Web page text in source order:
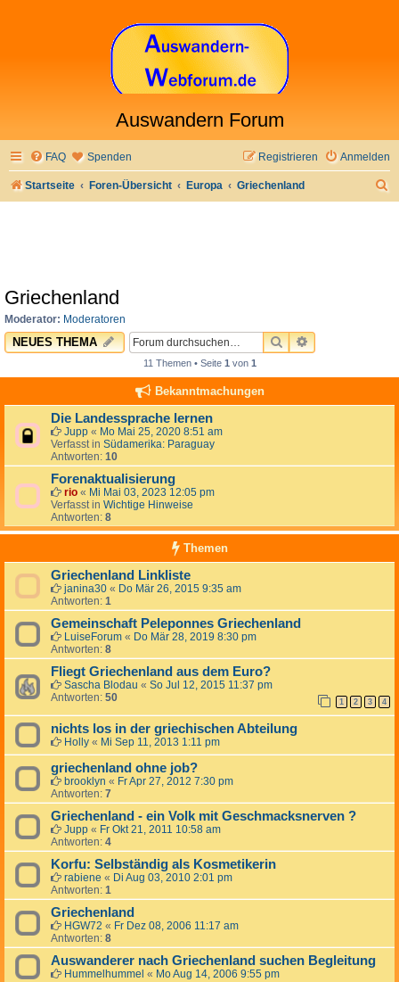
Auswandern Forum
FAQ Spenden Anmelden
Registrieren
Startseite Foren-Übersicht Europa Griechenland
Griechenland
Moderator: Moderatoren
NEUES THEMA SUCHEERWEITERTE
11 Themen • Seite 1von 1
Bekanntmachungen
Die Landessprache lernen
Jupp « Mo Mai 25, 2020 8:51 am
Verfasst in Südamerika: Paraguay
Antworten: 10
Forenaktualisierung
rio « Mi Mai 03, 2023 12:05 pm
Verfasst in Wichtige Hinweise
Antworten: 8
Themen
Griechenland Linkliste
janina30 « Do Mär 26, 2015 9:35 am
Antworten: 1
Gemeinschaft Peleponnes Griechenland
LuiseForum « Do Mär 28, 2019 8:30 pm
Antworten: 8
Fliegt Griechenland aus dem Euro?
Sascha Blodau « So Jul 12, 2015 11:37 pm
Antworten: 50 1 2 3 4
nichts los in der griechischen Abteilung
Holly « Mi Sep 11, 2013 1:11 pm
griechenland ohne job?
brooklyn « Fr Apr 27, 2012 7:30 pm
Antworten: 7
Griechenland - ein Volk mit Geschmacksnerven ?
Jupp « Fr Okt 21, 2011 10:58 am
Antworten: 4
Korfu: Selbständig als Kosmetikerin
rabiene « Di Aug 03, 2010 2:01 pm
Antworten: 1
Griechenland
HGW72 « Fr Dez 08, 2006 11:17 am
Antworten: 8
Auswanderer nach Griechenland suchen Begleitung
Hummelhummel « Mo Aug 14, 2006 9:55 pm